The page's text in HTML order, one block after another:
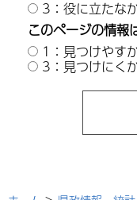
3：役に立たな
このページの情報
1：見つけやす
3：見つけにく